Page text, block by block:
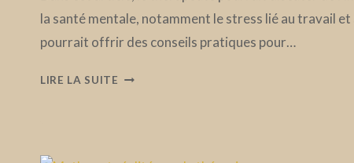
la santé mentale, notamment le stress lié au travail et
pourrait offrir des conseils pratiques pour…
LIRE LA SUITE L’IMPORTANCE